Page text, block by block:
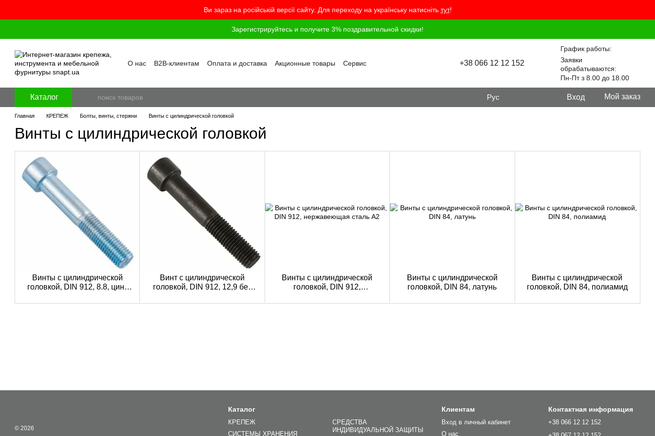
Ви зараз на російській версії сайту. Для переходу на українську натисніть тут!
Зарегистрируйтесь и получите 3% поздравительной скидки!
О нас B2B-клиентам Оплата и доставка Акционные товары
Сервис
+38 066 12 12 152
График работы:
Заявки
обрабатываются:
Пн-Пт з 8.00 до 18.00
Каталог Рус Вход Мой заказ
Главная КРЕПЕЖ Болты, винты, стержни Винты с цилиндрической головкой
Винты с цилиндрической головкой
Винты с цилиндрической
головкой, DIN 912, 8.8, цинк
Винт с цилиндрической
головкой, DIN 912, 12,9 без
Винты с цилиндрической
головкой, DIN 912,
Винты с цилиндрической
головкой, DIN 84, латунь
Винты с цилиндрической
головкой, DIN 84, полиамид
© 2026
Каталог
КРЕПЕЖ
СИСТЕМЫ ХРАНЕНИЯ
СРЕДСТВА
ИНДИВИДУАЛЬНОЙ ЗАЩИТЫ
Клиентам
Вход в личный кабинет
О нас
Контактная информация
+38 066 12 12 152